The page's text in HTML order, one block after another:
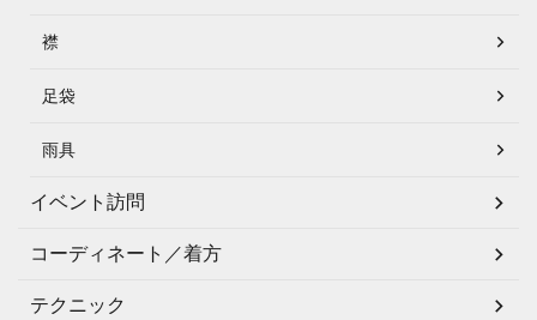
襟
足袋
雨具
イベント訪問
コーディネート／着方
テクニック